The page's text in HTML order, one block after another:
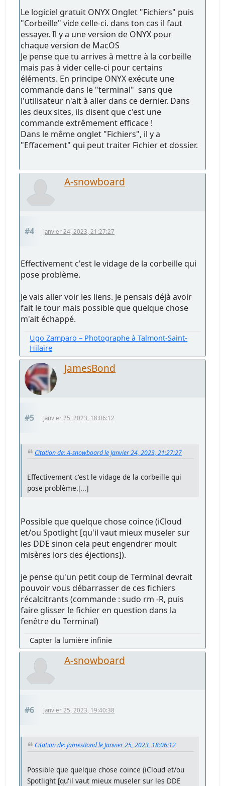
Le logiciel gratuit ONYX Onglet "Fichiers" puis
"Corbeille" vide celle-ci. dans ton cas il faut
essayer. Il y a une version de ONYX pour
chaque version de MacOS
Je pense que tu arrives à mettre à la corbeille
mais pas à vider celle-ci pour certains
éléments. En principe ONYX exécute une
commande dans le "terminal" sans que
l'utilisateur n'ait à aller dans ce dernier. Dans
les deux sites, ils disent que c'est une
commande extrêmement efficace !
Dans le même onglet "Fichiers", il y a
"Effacement" qui peut traiter Fichier et dossier.
A-snowboard
#4 Janvier 24, 2023, 21:27:27
Effectivement c'est le vidage de la corbeille qui
pose problème.
Je vais aller voir les liens. Je pensais déjà avoir
fait le tour mais possible que quelque chose
m'ait échappé.
Ugo Zamparo – Photographe à Talmont-Saint-
Hilaire
JamesBond
#5 Janvier 25, 2023, 18:06:12
Citation de: A-snowboard le Janvier 24, 2023, 21:27:27
Effectivement c'est le vidage de la corbeille qui
pose problème.[...]
Possible que quelque chose coince (iCloud
et/ou Spotlight [qu'il vaut mieux museler sur
les DDE sinon cela peut engendrer moult
misères lors des éjections]).
je pense qu'un petit coup de Terminal devrait
pouvoir vous débarrasser de ces fichiers
récalcitrants (commande : sudo rm -R, puis
faire glisser le fichier en question dans la
fenêtre du Terminal)
Capter la lumière infinie
A-snowboard
#6 Janvier 25, 2023, 19:40:38
Citation de: JamesBond le Janvier 25, 2023, 18:06:12
Possible que quelque chose coince (iCloud et/ou
Spotlight [qu'il vaut mieux museler sur les DDE